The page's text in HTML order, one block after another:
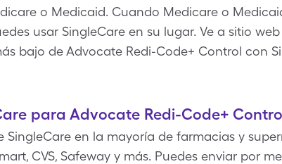
o Medicaid. Cuando Medicare o
usar SingleCare en su lugar. Ve a sitio
bajo de Advocate Redi-Code+ Control con
para Advocate Redi-Code+
SingleCare en la mayoría de farmacias y
CVS, Safeway y más. Puedes enviar por